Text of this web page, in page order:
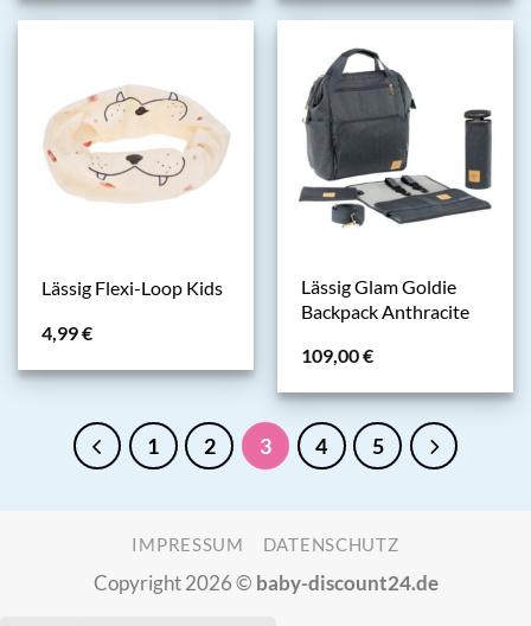
Lässig Flexi-Loop Kids
4,99€
Lässig Glam Goldie
Backpack Anthracite
109,00€
1 2 3 4 5
IMPRESSUM DATENSCHUTZ
Copyright 2026 © baby-discount24.de